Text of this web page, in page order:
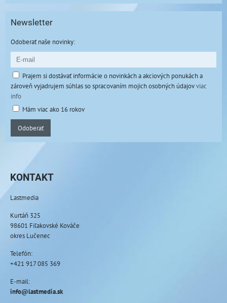
Newsletter
Odoberať naše novinky:
Prajem si dostávať informácie o novinkách a akciových ponukách a
zároveň vyjadrujem súhlas so spracovaním mojich osobných údajovviac
info
Mám viac ako 16 rokov
Odoberať
KONTAKT
Lastmedia
Kurtáň 325
98601 Fiľakovské Kováče
okres Lučenec
Telefón:
+421 917 085 369
E-mail:
info@lastmedia.sk